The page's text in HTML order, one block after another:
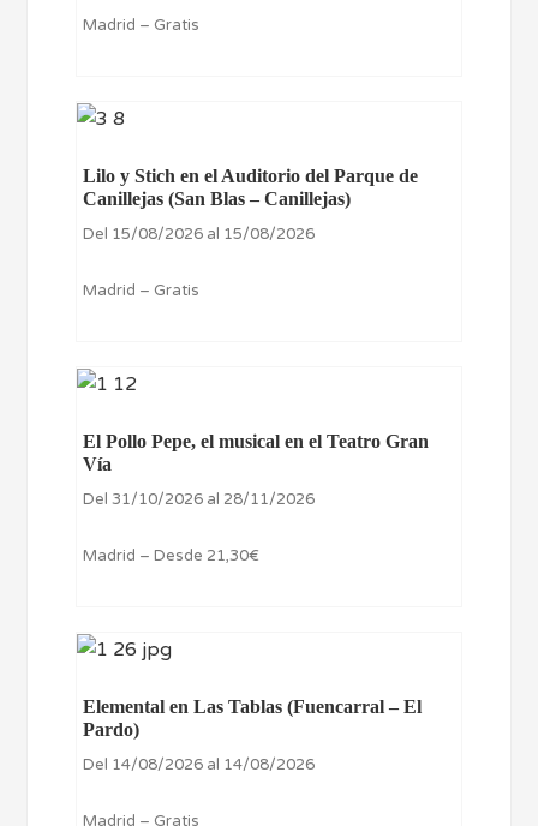
Madrid – Gratis
Lilo y Stich en el Auditorio del Parque de
Canillejas (San Blas – Canillejas)
Del 15/08/2026 al 15/08/2026
Madrid – Gratis
El Pollo Pepe, el musical en el Teatro Gran
Vía
Del 31/10/2026 al 28/11/2026
Madrid – Desde 21,30€
Elemental en Las Tablas (Fuencarral – El
Pardo)
Del 14/08/2026 al 14/08/2026
Madrid – Gratis